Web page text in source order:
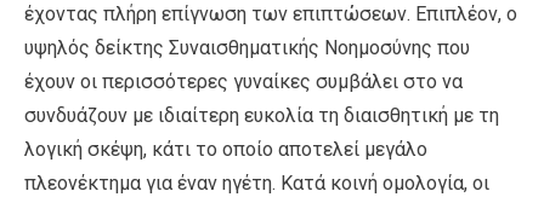
έχοντας πλήρη επίγνωση των επιπτώσεων. Επιπλέον, ο
υψηλός δείκτης Συναισθηματικής Νοημοσύνης που
έχουν οι περισσότερες γυναίκες συμβάλει στο να
συνδυάζουν με ιδιαίτερη ευκολία τη διαισθητική με τη
λογική σκέψη, κάτι το οποίο αποτελεί μεγάλο
πλεονέκτημα για έναν ηγέτη. Κατά κοινή ομολογία, οι